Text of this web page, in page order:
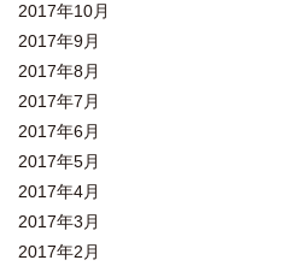
2017年10月
2017年9月
2017年8月
2017年7月
2017年6月
2017年5月
2017年4月
2017年3月
2017年2月